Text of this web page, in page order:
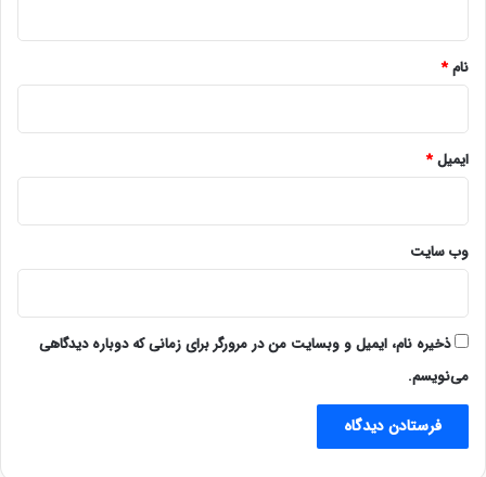
نام*
ایمیل*
وب‌ سایت
ذخیره نام، ایمیل و وبسایت من در مرورگر برای زمانی که دوباره دیدگاهی
می‌نویسم.